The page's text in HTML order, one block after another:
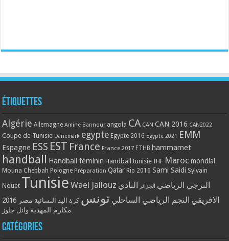
Étiquettes
Algérie Allemagne Amine Bannour angola CA CAN CAN 2016 CAN2022
Coupe de Tunisie Danemark egypte Egypte 2016 Egypte 2021 EMM
Espagne ESS EST France France 2017 FTHB hammamet
handball Handball féminin Handball tunisie IHF Maroc mondial
Mouna Chebbah Pologne Préparation Qatar Rio 2016 Sami Saidi Sylvain
Nouet Tunisie Wael Jallouz الترجي الرياضي الجزائر النادي
الافريقي النجم الرياضي الساحلي تونس كرة اليد النسائية مصر 2016
مكارم المهدية وائل جلوز
Catégories